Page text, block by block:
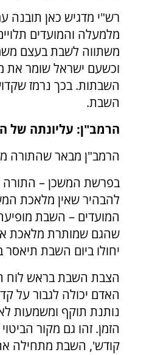
רש"י מדגיש כאן
מלמעלה והמועדים
משתווה לשבת בעצם
וכשעם ישראל שומר את
השבתות. בכך נרמז
השבת.
הרמב"ן: עליונתה של
הרמב"ן מבאר שהתורה
בפרשת המשכן – התורה
להבהיר שאין מלאכת
המועדים – השבת
שהגם שמותרת מלאכת
יחולו ביום השבת
הצבת השבת בראש לוח
האדם יכולה לגבור על
נותנת תוקף ומשמעות
הזמן. זהו גם מקור
קודש', השבת מתחילה